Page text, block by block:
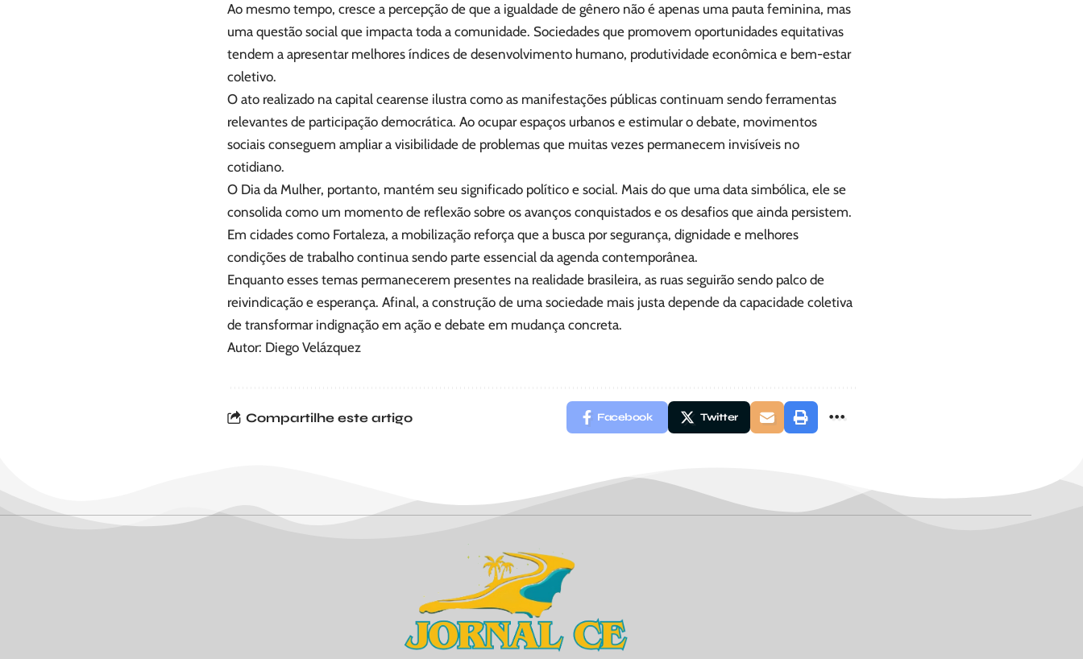
Ao mesmo tempo, cresce a percepção de que a igualdade de gênero não é apenas uma pauta feminina, mas
uma questão social que impacta toda a comunidade. Sociedades que promovem oportunidades equitativas
tendem a apresentar melhores índices de desenvolvimento humano, produtividade econômica e bem-estar
coletivo.
O ato realizado na capital cearense ilustra como as manifestações públicas continuam sendo ferramentas
relevantes de participação democrática. Ao ocupar espaços urbanos e estimular o debate, movimentos
sociais conseguem ampliar a visibilidade de problemas que muitas vezes permanecem invisíveis no
cotidiano.
O Dia da Mulher, portanto, mantém seu significado político e social. Mais do que uma data simbólica, ele se
consolida como um momento de reflexão sobre os avanços conquistados e os desafios que ainda persistem.
Em cidades como Fortaleza, a mobilização reforça que a busca por segurança, dignidade e melhores
condições de trabalho continua sendo parte essencial da agenda contemporânea.
Enquanto esses temas permanecerem presentes na realidade brasileira, as ruas seguirão sendo palco de
reivindicação e esperança. Afinal, a construção de uma sociedade mais justa depende da capacidade coletiva
de transformar indignação em ação e debate em mudança concreta.
Autor: Diego Velázquez
Compartilhe este artigo Facebook Twitter